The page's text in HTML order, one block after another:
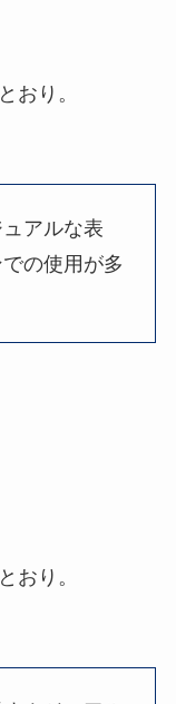
おり。
アルな表
の使用が多
おり。